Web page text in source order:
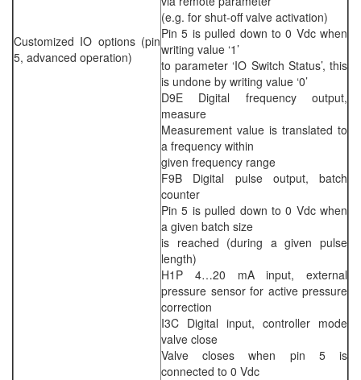
Customized IO options (pin
5, advanced operation)
(e.g. for shut-off valve activation)
Pin 5 is pulled down to 0 Vdc when
writing value ‘1’
to parameter ‘IO Switch Status’, this
is undone by writing value ‘0’
D9E Digital frequency output,
measure
Measurement value is translated to
a frequency within
given frequency range
F9B Digital pulse output, batch
counter
Pin 5 is pulled down to 0 Vdc when
a given batch size
is reached (during a given pulse
length)
H1P 4…20 mA input, external
pressure sensor for active pressure
correction
I3C Digital input, controller mode
valve close
Valve closes when pin 5 is
connected to 0 Vdc